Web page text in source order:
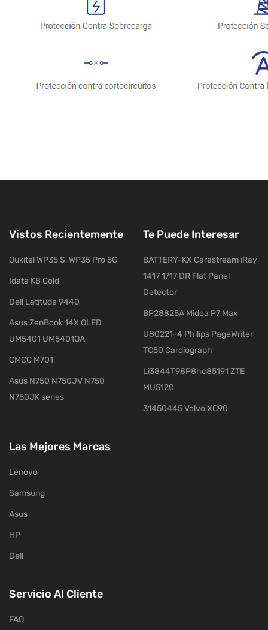
Vistos Recientemente
Oukitel WP35 S, WP35 Pro 5G
Idata K8 Cold
Dell Latitude 9440
Asus ZenBook 14X OLED
UM5401 UM5401QA
CMCC M701
Asus N750 N750JV N750
N750JK series
Te Puede Interesar
BATTERY-KX Carestream iRay
1417 1717 DR Flat Panel
Detector
BP28825A Midea P7 Max
U80221-4 Philips PageWriter
TC50 Cardiograph
Li3844T98P8hc85191 ZTE
MU5120
31450445 Volvo XC90
Las Mejores Marcas
Lenovo
Samsung
Asus
HP
Dell
Servicio Al Cliente
FAQ